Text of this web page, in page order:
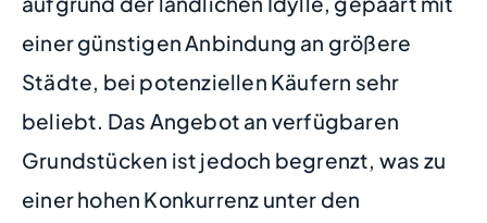
einer günstigen Anbindung an größere
Städte, bei potenziellen Käufern sehr
beliebt. Das Angebot an verfügbaren
Grundstücken ist jedoch begrenzt, was zu
einer hohen Konkurrenz unter den